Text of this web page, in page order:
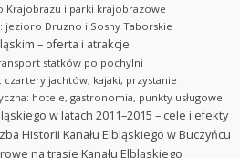
Krajobrazu i parki krajobrazowe
jezioro Druzno i Sosny Taborskie
– oferta i atrakcje
statków po pochylni
czartery jachtów, kajaki, przystanie
hotele, gastronomia, punkty usługowe
w latach 2011–2015 – cele i efekty
Historii Kanału Elbląskiego w Buczyńcu
na trasie Kanału Elbląskiego